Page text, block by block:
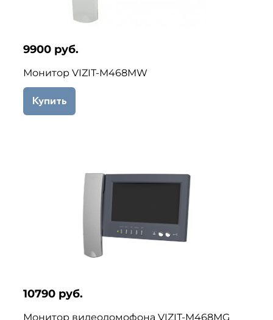
9900 руб.
Монитор VIZIT-M468MW
Купить
10790 руб.
Монитор видеодомофона VIZIT-M468МG